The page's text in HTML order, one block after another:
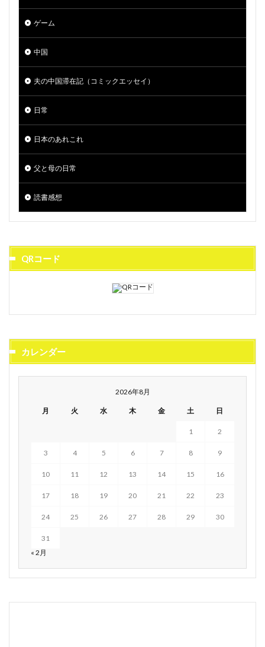
ゲーム
中国
夫の中国滞在記（コミックエッセイ）
日常
日本のあれこれ
父と母の日常
読書感想
QRコード
カレンダー
2026年8月
月 火 水 木 金 土 日
1 2
3 4 5 6 7 8 9
10 11 12 13 14 15 16
17 18 19 20 21 22 23
24 25 26 27 28 29 30
31
« 2月